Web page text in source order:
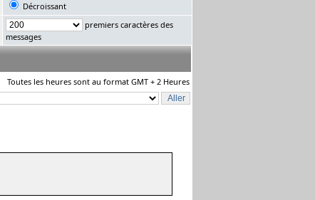
Décroissant
premiers caractères des
messages
Toutes les heures sont au format GMT + 2 Heures